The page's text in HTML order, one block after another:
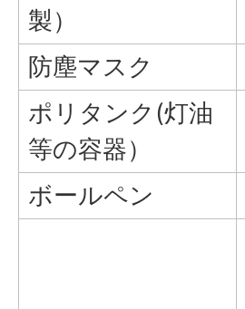
製）
防塵マスク
ポリタンク(灯油
等の容器）
ボールペン